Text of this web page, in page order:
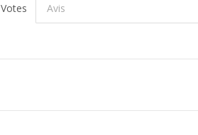
Votes Avis